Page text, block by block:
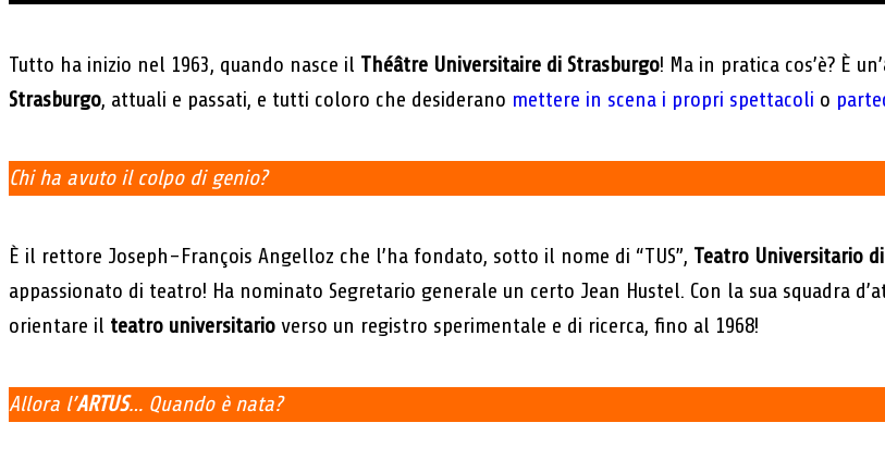
Tutto ha inizio nel 1963, quando nasce il Théâtre Universitaire di Strasburgo! Ma in pratica cos’è? È un’
Strasburgo, attuali e passati, e tutti coloro che desiderano mettere in scena i propri spettacoli o
Chi ha avuto il colpo di genio?
È il rettore Joseph-François Angelloz che l’ha fondato, sotto il nome di “TUS”, Teatro Universitario
appassionato di teatro! Ha nominato Segretario generale un certo Jean Hustel. Con la sua squadra
orientare il teatro universitario verso un registro sperimentale e di ricerca, fino al 1968!
Allora l’ARTUS… Quando è nata?